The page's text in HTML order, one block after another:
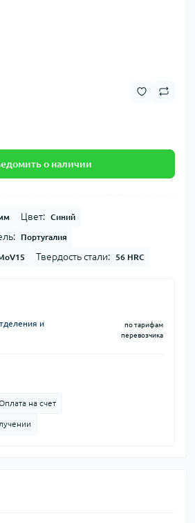
о наличии
Цвет: Синий
Португалия
Твердость стали: 56 HRC
и
по тарифам
перевозчика
на счет